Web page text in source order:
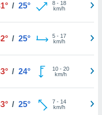
/ 25° 8- 18
km/h
/ 25° 5- 17
km/h
/ 24° 10- 20
km/h
/ 25° 7- 14
km/h